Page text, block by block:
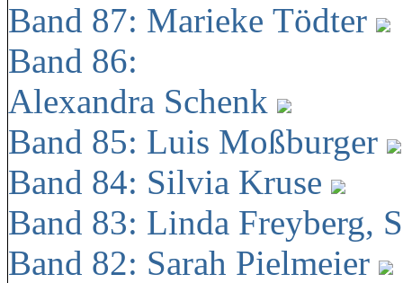
Band 87: Marieke Tödter
Band 86:
Alexandra Schenk
Band 85: Luis Moßburger
Band 84: Silvia Kruse
Band 83: Linda Freyberg,
Band 82: Sarah Pielmeier